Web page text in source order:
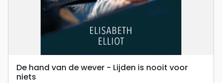
De hand van de wever - Lijden is nooit voor
niets